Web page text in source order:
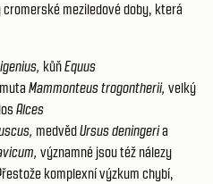
meziledové doby, která
kůňEquus
Mammonteus trogontherii, velký
losAlces
medvědUrsus deningeria
významné jsou též nálezy
komplexní výzkum chybí,